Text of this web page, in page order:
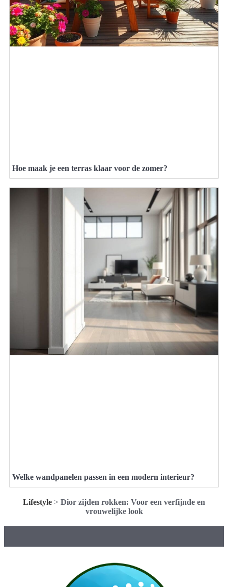
Hoe maak je een terras klaar voor de zomer?
Welke wandpanelen passen in een modern interieur?
Lifestyle > Dior zijden rokken: Voor een verfijnde en
vrouwelijke look